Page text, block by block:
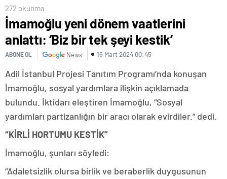
272 okunma
İmamoğlu yeni dönem vaatlerini
anlattı: ‘Biz bir tek şeyi kestik’
ABONE OL News 16 Mart 2024 00:45
Adil İstanbul Projesi Tanıtım Programı’nda konuşan
İmamoğlu, sosyal yardımlara ilişkin açıklamada
bulundu. İktidarı eleştiren İmamoğlu, “Sosyal
yardımları partizanlığın bir aracı olarak evirdiler.” dedi.
“KİRLİ HORTUMU KESTİK”
İmamoğlu, şunları söyledi:
“Adaletsizlik olursa birlik ve beraberlik duygusunun